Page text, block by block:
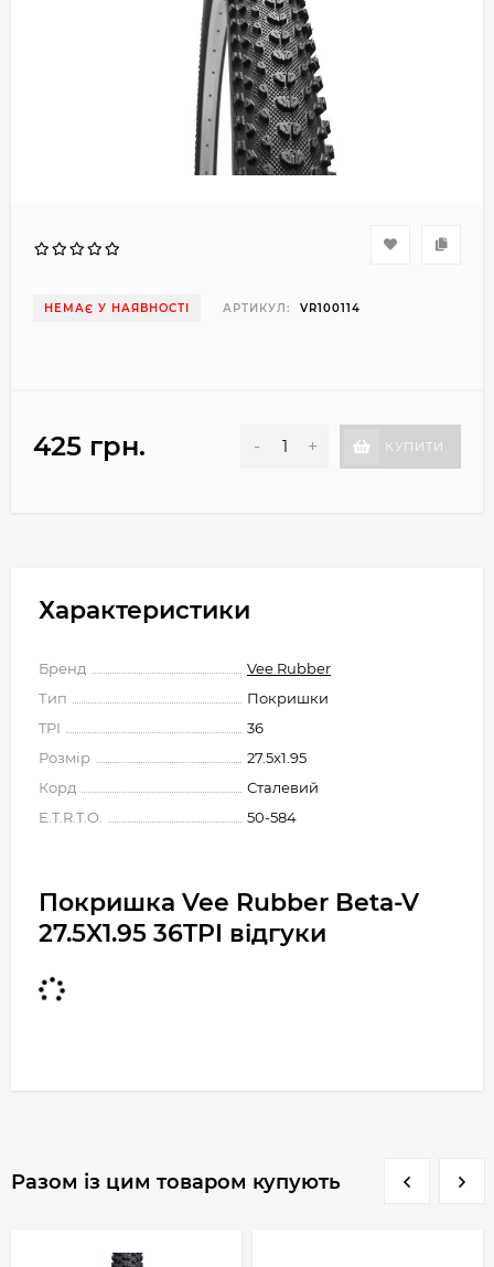
НЕМАЄ У НАЯВНОСТІ АРТИКУЛ: VR100114
425 грн. - + КУПИТИ
Характеристики
Бренд
Vee Rubber
Тип
Покришки
TPI
36
Розмір
27.5x1.95
Корд
Сталевий
E.T.R.T.O.
50-584
Покришка Vee Rubber Beta-V
27.5X1.95 36TPI відгуки
Разом із цим товаром купують